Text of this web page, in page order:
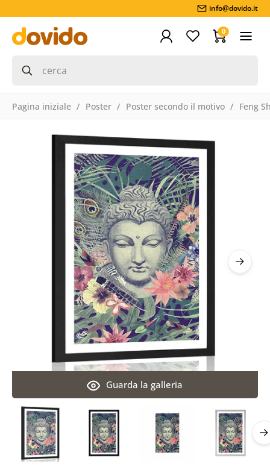
info@dovido.it
0
Pagina iniziale Poster Poster secondo il motivo Feng
Guarda la galleria